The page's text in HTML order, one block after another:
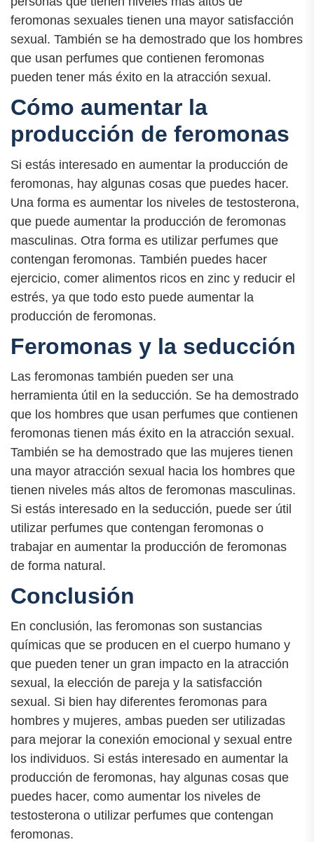
feromonas sexuales tienen una mayor satisfacción
sexual. También se ha demostrado que los hombres
que usan perfumes que contienen feromonas
pueden tener más éxito en la atracción sexual.
Cómo aumentar la
producción de feromonas
Si estás interesado en aumentar la producción de
feromonas, hay algunas cosas que puedes hacer.
Una forma es aumentar los niveles de testosterona,
que puede aumentar la producción de feromonas
masculinas. Otra forma es utilizar perfumes que
contengan feromonas. También puedes hacer
ejercicio, comer alimentos ricos en zinc y reducir el
estrés, ya que todo esto puede aumentar la
producción de feromonas.
Feromonas y la seducción
Las feromonas también pueden ser una
herramienta útil en la seducción. Se ha demostrado
que los hombres que usan perfumes que contienen
feromonas tienen más éxito en la atracción sexual.
También se ha demostrado que las mujeres tienen
una mayor atracción sexual hacia los hombres que
tienen niveles más altos de feromonas masculinas.
Si estás interesado en la seducción, puede ser útil
utilizar perfumes que contengan feromonas o
trabajar en aumentar la producción de feromonas
de forma natural.
Conclusión
En conclusión, las feromonas son sustancias
químicas que se producen en el cuerpo humano y
que pueden tener un gran impacto en la atracción
sexual, la elección de pareja y la satisfacción
sexual. Si bien hay diferentes feromonas para
hombres y mujeres, ambas pueden ser utilizadas
para mejorar la conexión emocional y sexual entre
los individuos. Si estás interesado en aumentar la
producción de feromonas, hay algunas cosas que
puedes hacer, como aumentar los niveles de
testosterona o utilizar perfumes que contengan
feromonas.